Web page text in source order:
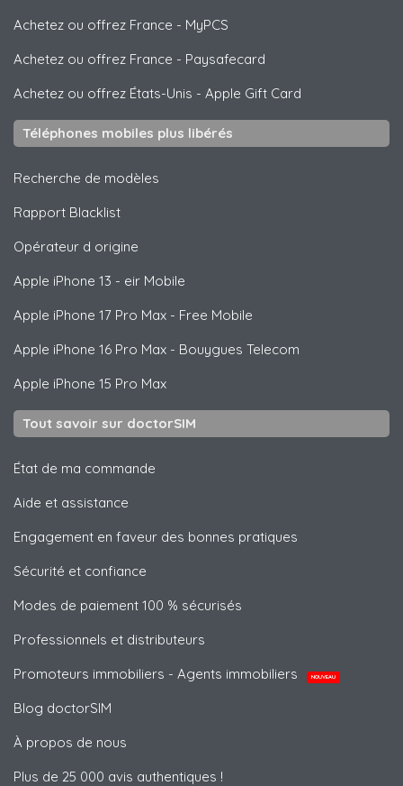
Achetez ou offrez France - MyPCS
Achetez ou offrez France - Paysafecard
Achetez ou offrez États-Unis - Apple Gift Card
Téléphones mobiles plus libérés
Recherche de modèles
Rapport Blacklist
Opérateur d origine
Apple iPhone 13 - eir Mobile
Apple iPhone 17 Pro Max - Free Mobile
Apple iPhone 16 Pro Max - Bouygues Telecom
Apple iPhone 15 Pro Max
Tout savoir sur doctorSIM
État de ma commande
Aide et assistance
Engagement en faveur des bonnes pratiques
Sécurité et confiance
Modes de paiement 100 % sécurisés
Professionnels et distributeurs
Promoteurs immobiliers - Agents immobiliers
NOUVEAU
Blog doctorSIM
À propos de nous
Plus de 25 000 avis authentiques !